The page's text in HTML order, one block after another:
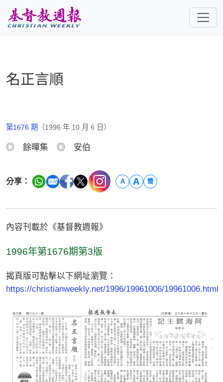
名正言順
第1676 期 （1996 年 10 月 6 日）
◎ 餘暉集 ◎ 安伯
分享： A A 簡
內容刊載於《基督教週報》
1996年第1676期第3版
揭頁版可點擊以下網址瀏覽：
https://christianweekly.net/1996/19961006/19961006.html